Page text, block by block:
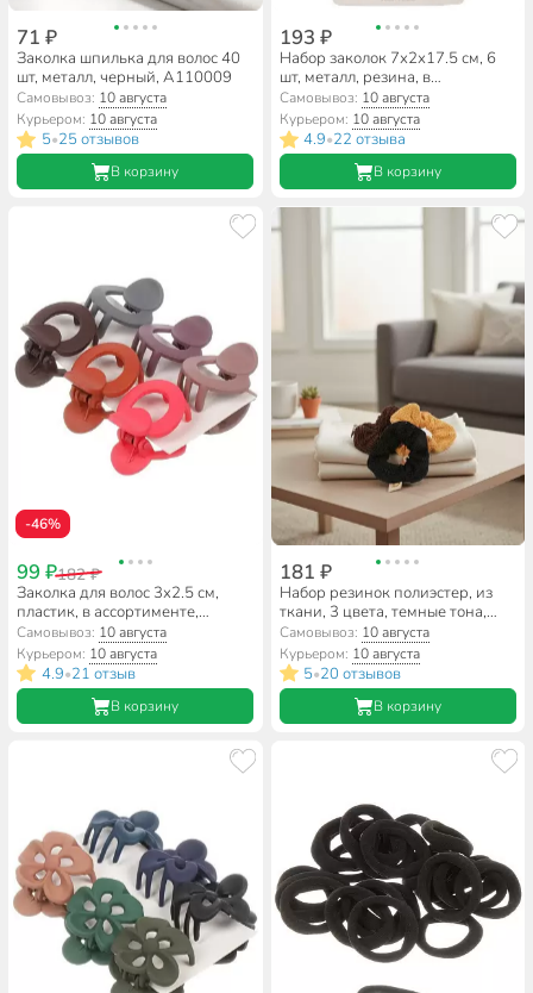
71 ₽
Заколка шпилька для волос 40
шт, металл, черный, A110009
Самовывоз: 10 августа
Курьером: 10 августа
5•25 отзывов
В корзину
193 ₽
Набор заколок 7х2х17.5 см, 6
шт, металл, резина, в
ассортименте, A110114
Самовывоз: 10 августа
Курьером: 10 августа
4.9•22 отзыва
В корзину
-46%
99 ₽182 ₽
Заколка для волос 3х2.5 см,
пластик, в ассортименте,
A110014
Самовывоз: 10 августа
Курьером: 10 августа
4.9•21 отзыв
В корзину
181 ₽
Набор резинок полиэстер, из
ткани, 3 цвета, темные тона,
A110082
Самовывоз: 10 августа
Курьером: 10 августа
5•20 отзывов
В корзину